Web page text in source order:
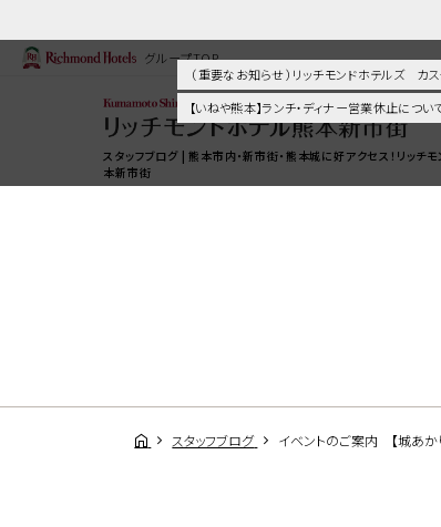
（ 重要なお知らせ ）リッチモンドホテルズ
【いねや熊本】ランチ・ディナー営業休止につい
グループTOP
スタッフブログ | 熊本市内・新市街・熊本城に好アクセス！リッチモ
本新市街
スタッフブログ イベントのご案内 【城あか